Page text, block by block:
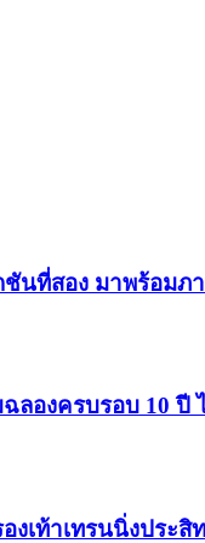
นที่สอง มาพร้อม
ฉลองครบรอบ 10 ปี
งเท้าเทรนนิ่งปร